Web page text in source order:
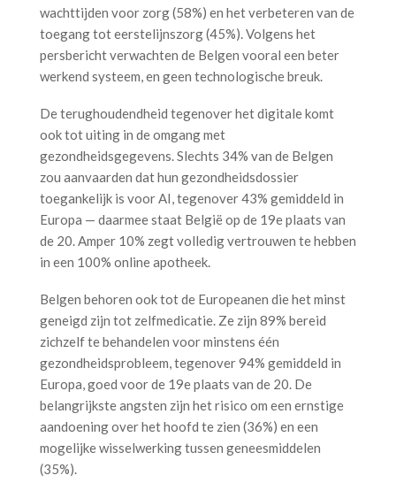
wachttijden voor zorg (58%) en het verbeteren van de
toegang tot eerstelijnszorg (45%). Volgens het
persbericht verwachten de Belgen vooral een beter
werkend systeem, en geen technologische breuk.
De terughoudendheid tegenover het digitale komt
ook tot uiting in de omgang met
gezondheidsgegevens. Slechts 34% van de Belgen
zou aanvaarden dat hun gezondheidsdossier
toegankelijk is voor AI, tegenover 43% gemiddeld in
Europa — daarmee staat België op de 19e plaats van
de 20. Amper 10% zegt volledig vertrouwen te hebben
in een 100% online apotheek.
Belgen behoren ook tot de Europeanen die het minst
geneigd zijn tot zelfmedicatie. Ze zijn 89% bereid
zichzelf te behandelen voor minstens één
gezondheidsprobleem, tegenover 94% gemiddeld in
Europa, goed voor de 19e plaats van de 20. De
belangrijkste angsten zijn het risico om een ernstige
aandoening over het hoofd te zien (36%) en een
mogelijke wisselwerking tussen geneesmiddelen
(35%).